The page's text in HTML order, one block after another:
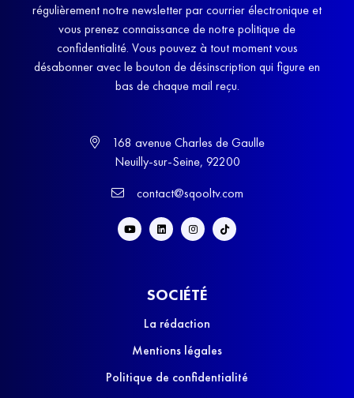
régulièrement notre newsletter par courrier électronique et
vous prenez connaissance de notre politique de
confidentialité. Vous pouvez à tout moment vous
désabonner avec le bouton de désinscription qui figure en
bas de chaque mail reçu.
168 avenue Charles de Gaulle
Neuilly-sur-Seine, 92200
contact@sqooltv.com
SOCIÉTÉ
La rédaction
Mentions légales
Politique de confidentialité